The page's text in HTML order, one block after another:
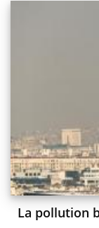
La pollution